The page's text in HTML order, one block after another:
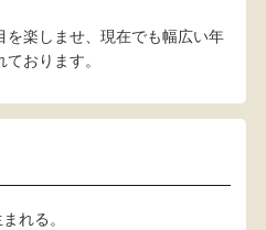
を楽しませ、現在でも幅広い年
おります。
れる。